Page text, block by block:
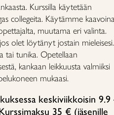
Kurssilla käytetään
collegeita. Käytämme
muutama eri valinta.
olet löytänyt jostain mieleisesi.
tai tunika. Opetellaan
kankaan leikkuusta valmiiksi
mukaasi.
keskiviikkoisin 9.9
35 € (jäsenille